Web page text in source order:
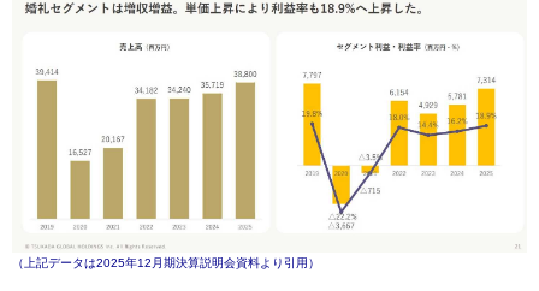
（上記データは2025年12月期決算説明会資料より引用）